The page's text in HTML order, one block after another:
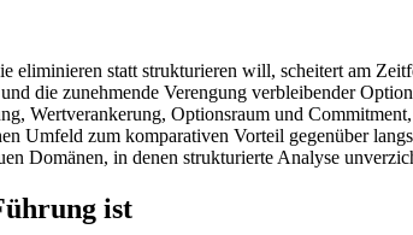
statt strukturieren will, scheitert am
die zunehmende Verengung verbleibender
Wertverankerung, Optionsraum und
Umfeld zum komparativen Vorteil gegenüber
Domänen, in denen strukturierte Analyse
ist